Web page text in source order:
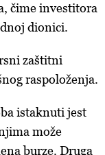
čime investitora
dionici.
zaštitni
raspoloženja.
istaknuti jest
može
burze. Druga